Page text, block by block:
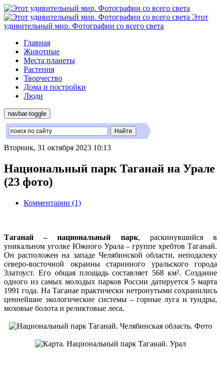
Этот
удивительный мир. Фотографии со всего света
Главная
Животные
Места планеты
Растения
Творчество
Дома и постройки
Люди
navbar-toggle
Вторник, 31 октября 2023 10:13
Национальный парк Таганай на Урале
(23 фото)
Комментарии (1)
Таганай – национальный парк, раскинувшийся в
уникальном уголке Южного Урала – группе хребтов Таганай.
Он расположен на западе Челябинской области, неподалеку
северо-восточной окраины старинного уральского города
Златоуст. Его общая площадь составляет 568 км². Создание
одного из самых молодых парков России датируется 5 марта
1991 года. На Таганае практически нетронутыми сохранились
ценнейшие экологические системы – горные луга и тундры,
моховые болота и реликтовые леса.